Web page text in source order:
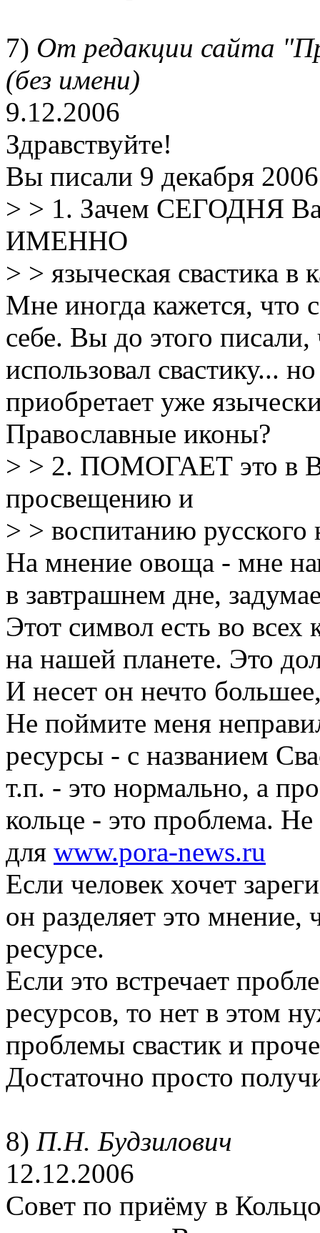
7) От редакции сайта
(без имени)
9.12.2006
Здравствуйте!
Вы писали 9 декабря
> > 1. Зачем СЕГОДНЯ
ИМЕННО
> > языческая свастика в
Мне иногда кажется, что
себе. Вы до этого
использовал свастику...
приобретает уже
Православные иконы?
> > 2. ПОМОГАЕТ это в
просвещению и
> > воспитанию
На мнение овоща - мне
в завтрашнем дне,
Этот символ есть во всех
на нашей планете. Это
И несет он нечто
Не поймите меня
ресурсы - с названием
т.п. - это нормально, а
кольце - это проблема.
для www.pora-news.ru
Если человек хочет
он разделяет это мнение,
ресурсе.
Если это встречает
ресурсов, то нет в этом
проблемы свастик и
Достаточно просто
8) П.Н. Будзилович
12.12.2006
Совет по приёму в